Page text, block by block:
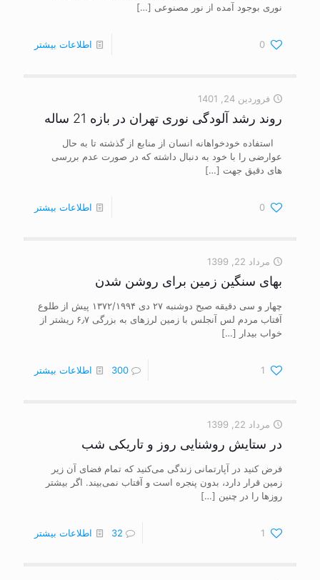
نوری بوجود آمده از نور مصنوعی […]
0 اطلاعات بیشتر
فروردین 24, 1401
روند رشد آلودگی نوری تهران در بازه 21 ساله
استفاده خودخواهانه انسان از منابع از گذشته تا به حال
عوارضی را با خود به دنبال داشته که در صورت عدم بررسی
های دقیق جهت […]
0 اطلاعات بیشتر
مرداد 22, 1399
بهای سنگین زمین برای روشن شدن
چهار و سی دقیقه صبح دوشنبه ۲۷ دی ۱۳۷۲/۱۹۹۴ پیش از طلوع
آفتاب مردم لس آنجلس با زمین لرزه‎ای به بزرگی ۶٫۷ ریشتر از
خواب بیدار […]
1
300 اطلاعات بیشتر
مرداد 22, 1399
در ستایش روشنایی روز و تاریکی شب
فرض کنید در آپارتمانی زندگی می‌کنید که تمام فضای آن زیر
زمین قرار دارد، بدون پنجره است و آفتاب نمی‌بیند. اگر بیشتر
روزها را در چنین […]
1
32 اطلاعات بیشتر